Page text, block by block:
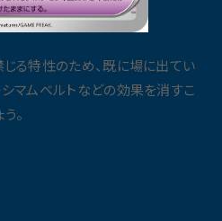
る特性のため、既に場に出てい
マムベルトなどの効果を消すこ
。